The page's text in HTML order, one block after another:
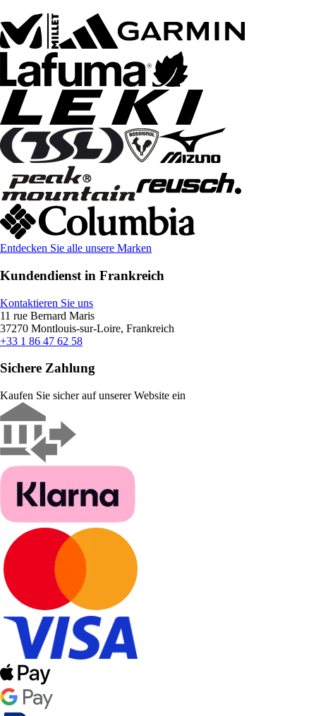
Entdecken Sie alle unsere Marken
Kundendienst in Frankreich
Kontaktieren Sie uns
11 rue Bernard Maris
37270 Montlouis-sur-Loire, Frankreich
+33 1 86 47 62 58
Sichere Zahlung
Kaufen Sie sicher auf unserer Website ein